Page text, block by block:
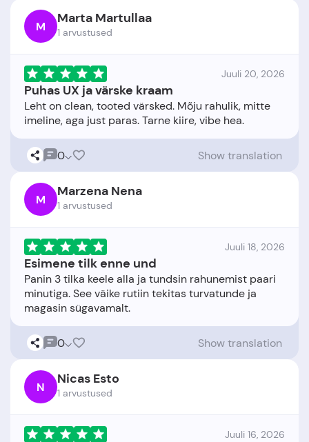
M Marta Martullaa
1 arvustused
Juuli 20, 2026
Puhas UX ja värske kraam
Leht on clean, tooted värsked. Mõju rahulik, mitte
0 Show translation
M Marzena Nena
1 arvustused
Juuli 18, 2026
Esimene tilk enne und
Panin 3 tilka keele alla ja tundsin rahunemist paari
minutiga. See väike rutiin tekitas turvatunde ja
0 Show translation
N Nicas Esto
1 arvustused
Juuli 16, 2026